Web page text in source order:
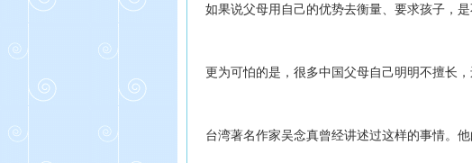
如果说父母用自己的优势去衡量、要求孩子，
更为可怕的是，很多中国父母自己明明不擅长，
台湾著名作家吴念真曾经讲述过这样的事情。